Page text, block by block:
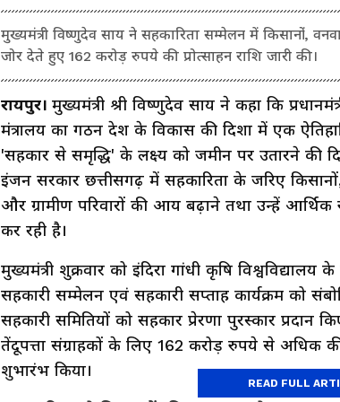
मुख्यमंत्री विष्णुदेव साय ने सहकारिता सम्मेलन में किसानों,
जोर देते हुए 162 करोड़ रुपये की प्रोत्साहन राशि जारी की।
रायपुर। मुख्यमंत्री श्री विष्णुदेव साय ने कहा कि
मंत्रालय का गठन देश के विकास की दिशा में एक
'सहकार से समृद्धि' के लक्ष्य को जमीन पर उतारने की
इंजन सरकार छत्तीसगढ़ में सहकारिता के जरिए
और ग्रामीण परिवारों की आय बढ़ाने तथा उन्हें
कर रही है।
मुख्यमंत्री शुक्रवार को इंदिरा गांधी कृषि
सहकारी सम्मेलन एवं सहकारी सप्ताह कार्यक्रम को
सहकारी समितियों को सहकार प्रेरणा पुरस्कार प्रदान
तेंदूपत्ता संग्राहकों के लिए 162 करोड़ रुपये से अधिक की
शुभारंभ किया।
READ FULL